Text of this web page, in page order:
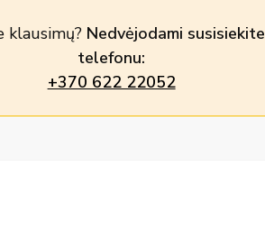
klausimų? Nedvėjodami susisiekite
telefonu:
+370 622 22052